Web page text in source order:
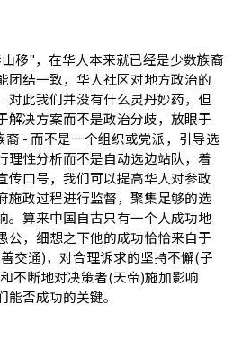
移"，在华人本来就已经是少数族裔
团结一致，华人社区对地方政治的
对此我们并没有什么灵丹妙药，但
解决方案而不是政治分歧，放眼于
裔 - 而不是一个组织或党派，引导选
理性分析而不是自动选边站队，着
传口号，我们可以提高华人对参政
施政过程进行监督，聚集足够的选
。算来中国自古只有一个人成功地
公，细想之下他的成功恰恰来自于
交通)，对合理诉求的坚持不懈(子
不断地对决策者(天帝)施加影响
否成功的关键。